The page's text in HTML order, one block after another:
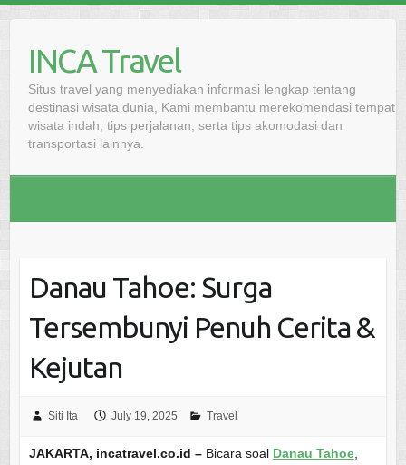
contentINCA Travel
Situs travel yang menyediakan informasi lengkap tentang
destinasi wisata dunia, Kami membantu merekomendasi tempat
wisata indah, tips perjalanan, serta tips akomodasi dan
transportasi lainnya.
Danau Tahoe: Surga
Tersembunyi Penuh Cerita &
Kejutan
Siti Ita July 19, 2025 Travel
JAKARTA, incatravel.co.id –Bicara soal Danau Tahoe,